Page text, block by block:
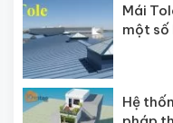
Mái
một số
Hệ